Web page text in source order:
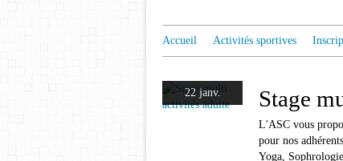
Accueil Activités sportives
22 janv. Stage
L'ASC vous
pour nos
Yoga,